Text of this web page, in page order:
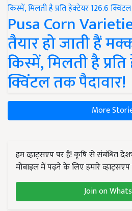
Pusa Corn
तैयार हो जाती हैं
किस्में, मिलती है
क्विंटल तक पैदावार!
More
हम व्हाट्सएप पर हैं! कृषि से संबंधित
मोबाइल में पढ़ने के लिए हमारे
Join on